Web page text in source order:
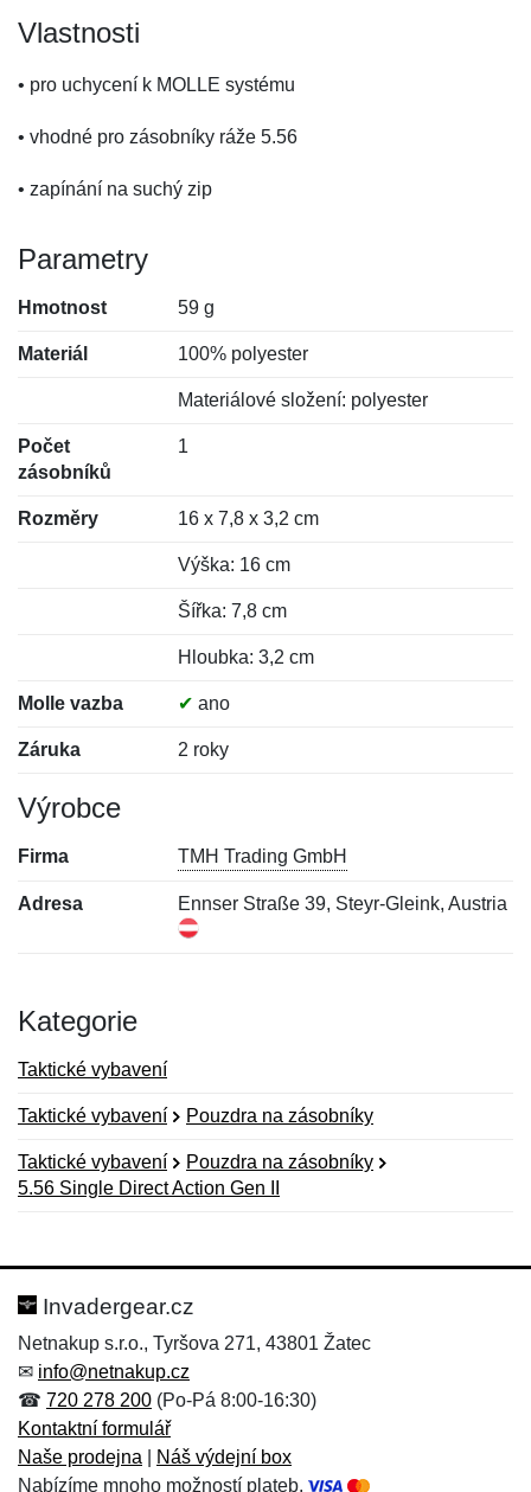
Vlastnosti
• pro uchycení k MOLLE systému
• vhodné pro zásobníky ráže 5.56
• zapínání na suchý zip
Parametry
Hmotnost 59 g
Materiál 100% polyester
Materiálové složení: polyester
Počet
zásobníků
1
Rozměry 16 x 7,8 x 3,2 cm
Výška: 16 cm
Šířka: 7,8 cm
Hloubka: 3,2 cm
Molle vazba ✔ ano
Záruka 2 roky
Výrobce
Firma TMH Trading GmbH
Adresa Ennser Straße 39, Steyr-Gleink, Austria
Kategorie
Taktické vybavení
Taktické vybavení Pouzdra na zásobníky
Taktické vybavení
Pouzdra na zásobníky
5.56 Single Direct Action Gen II
Hodnocení:
Jméno: *
Jméno:
E-mail:*
Invadergear.cz
Netnakup s.r.o., Tyršova 271, 43801 Žatec
✉ info@netnakup.cz
☎ 720 278 200 (Po-Pá 8:00-16:30)
Kontaktní formulář
Naše prodejna
Náš výdejní box
Nabízíme mnoho možností plateb.